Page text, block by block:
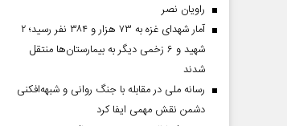
راویان نصر
آمار شهدای غزه به ۷۳ هزار و ۳۸۴ نفر رسید؛ ۲
شهید و ۶ زخمی دیگر به بیمارستان‌ها منتقل
شدند
رسانه ملی در مقابله با جنگ روانی و شبهه‌افکنی
دشمن نقش مهمی ایفا کرد